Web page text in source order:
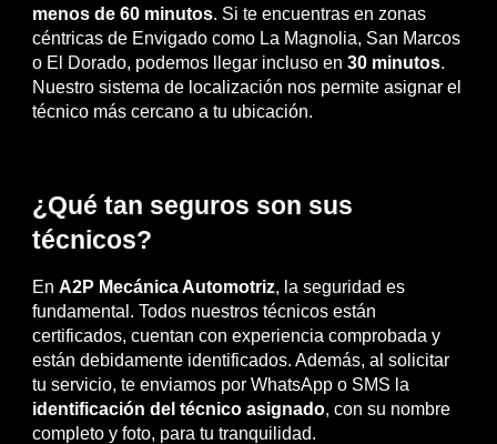
menos de 60 minutos. Si te encuentras en zonas
céntricas de Envigado como La Magnolia, San Marcos
o El Dorado, podemos llegar incluso en30 minutos.
Nuestro sistema de localización nos permite asignar el
técnico más cercano a tu ubicación.
¿Qué tan seguros son sus
técnicos?
EnA2P Mecánica Automotriz, la seguridad es
fundamental. Todos nuestros técnicos están
certificados, cuentan con experiencia comprobada y
están debidamente identificados. Además, al solicitar
tu servicio, te enviamos por WhatsApp o SMS la
identificación del técnico asignado, con su nombre
completo y foto, para tu tranquilidad.